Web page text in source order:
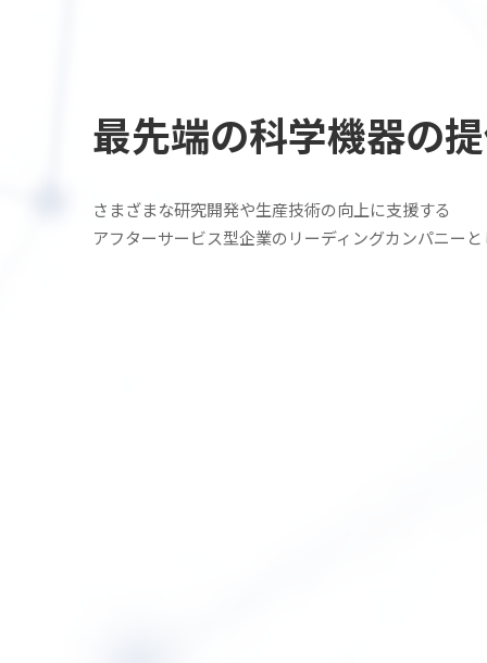
最先端の科学機器の
さまざまな研究開発や生産技術の向上に支援する
アフターサービス型企業の リーディングカンパニー